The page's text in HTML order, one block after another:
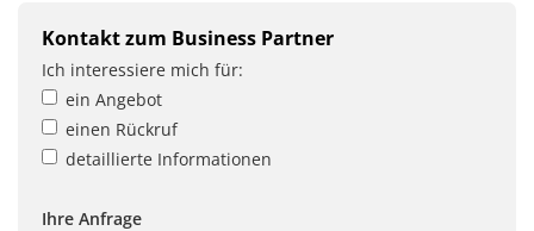
Kontakt zum Business Partner
Ich interessiere mich für:
ein Angebot
einen Rückruf
detaillierte Informationen
Ihre Anfrage